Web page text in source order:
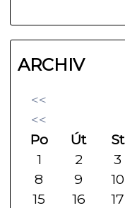
ARCHIV
<<
<<
Po
Út St
1
2 3
8
9 10
15
16 17